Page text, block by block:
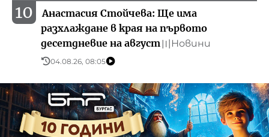
10
Анастасия Стойчева: Ще има
разхлаждане в края на първото
десетдневие на август 〣 Новини
04.08.26, 08:05